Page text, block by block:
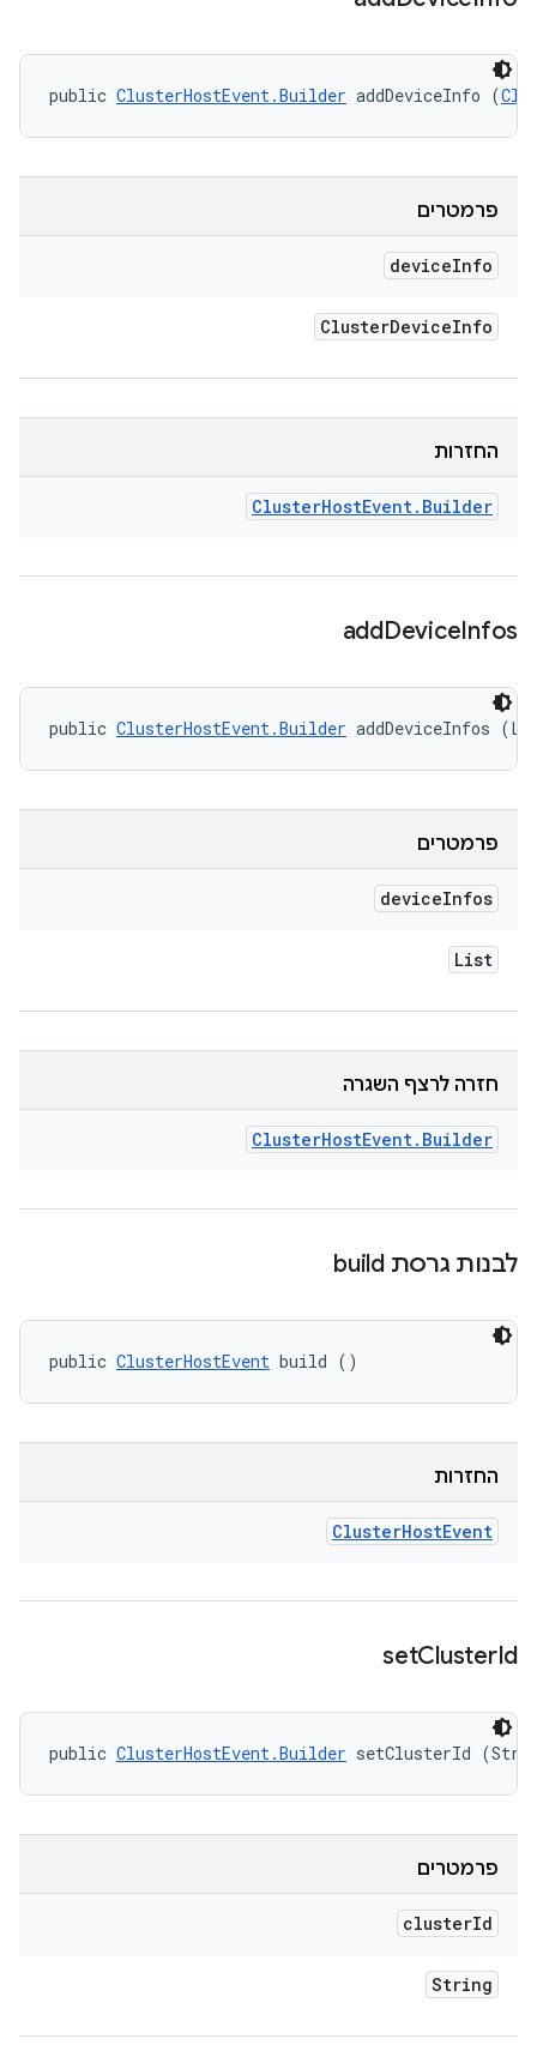
public ClusterHostEvent.Builder addDeviceInfo (
פרמטרים
deviceInfo
ClusterDeviceInfo
החזרות
ClusterHostEvent. Builder
addDeviceInfos
public ClusterHostEvent.Builder addDeviceInfos
פרמטרים
deviceInfos
List
חזרה לרצף השגרה
ClusterHostEvent. Builder
לבנות גרסת build
public ClusterHostEvent build ()
החזרות
ClusterHostEvent
setClusterId
public ClusterHostEvent.Builder setClusterId
פרמטרים
clusterId
String